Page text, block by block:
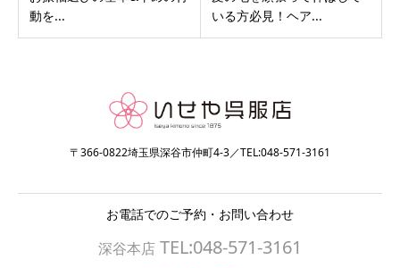
動を...
いる方必見！ヘア...
〒366-0822埼玉県深谷市仲町4-3／TEL:048-571-3161
お電話でのご予約・お問い合わせ
深谷本店 TEL:048-571-3161